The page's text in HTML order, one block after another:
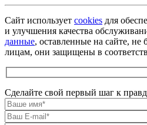
Сайт использует cookies для
и улучшения качества
данные, оставленные на сайте, не
лицам, они защищены в
Сделайте свой первый шаг к